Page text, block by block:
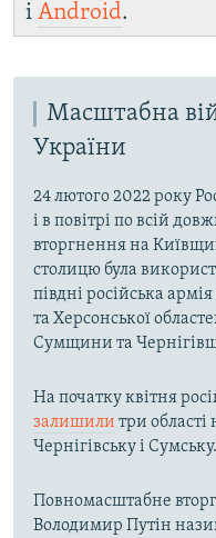
і Android.
Масштабна
України
24 лютого 2022 року
і в повітрі по всій
вторгнення на
столицю була
півдні російська
та Херсонської
Сумщини та
На початку квітня
залишили три області
Чернігівську і Сумську.
Повномасштабне
Володимир Путін